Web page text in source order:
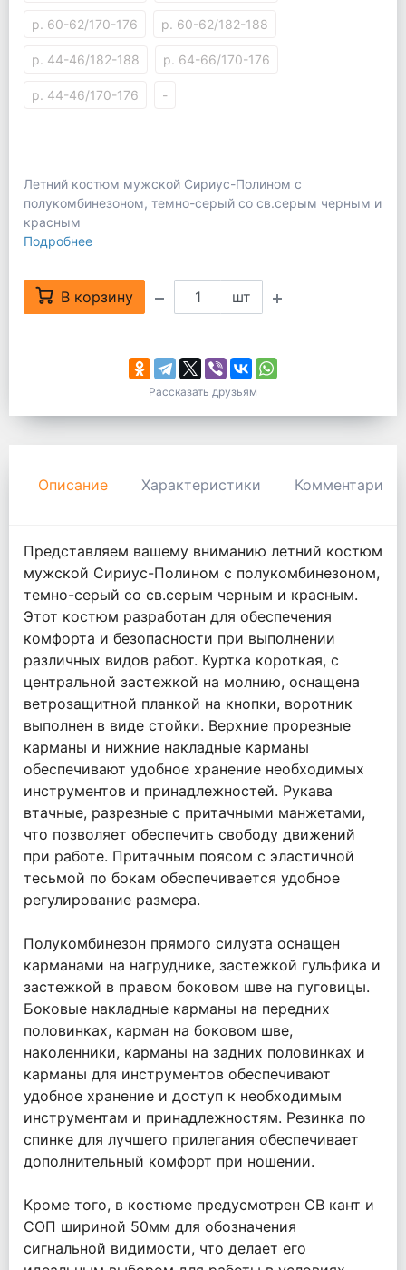
р. 60-62/170-176 р. 60-62/182-188
р. 44-46/182-188 р. 64-66/170-176
р. 44-46/170-176 -
Летний костюм мужской Сириус-Полином с
полукомбинезоном, темно-серый со св.серым черным и
красным
Подробнее
В корзину шт
Рассказать друзьям
Описание Характеристики Комментарии
Представляем вашему вниманию летний костюм
мужской Сириус-Полином с полукомбинезоном,
темно-серый со св.серым черным и красным.
Этот костюм разработан для обеспечения
комфорта и безопасности при выполнении
различных видов работ. Куртка короткая, с
центральной застежкой на молнию, оснащена
ветрозащитной планкой на кнопки, воротник
выполнен в виде стойки. Верхние прорезные
карманы и нижние накладные карманы
обеспечивают удобное хранение необходимых
инструментов и принадлежностей. Рукава
втачные, разрезные с притачными манжетами,
что позволяет обеспечить свободу движений
при работе. Притачным поясом с эластичной
тесьмой по бокам обеспечивается удобное
регулирование размера.
Полукомбинезон прямого силуэта оснащен
карманами на нагруднике, застежкой гульфика и
застежкой в правом боковом шве на пуговицы.
Боковые накладные карманы на передних
половинках, карман на боковом шве,
наколенники, карманы на задних половинках и
карманы для инструментов обеспечивают
удобное хранение и доступ к необходимым
инструментам и принадлежностям. Резинка по
спинке для лучшего прилегания обеспечивает
дополнительный комфорт при ношении.
Кроме того, в костюме предусмотрен СВ кант и
СОП шириной 50мм для обозначения
сигнальной видимости, что делает его